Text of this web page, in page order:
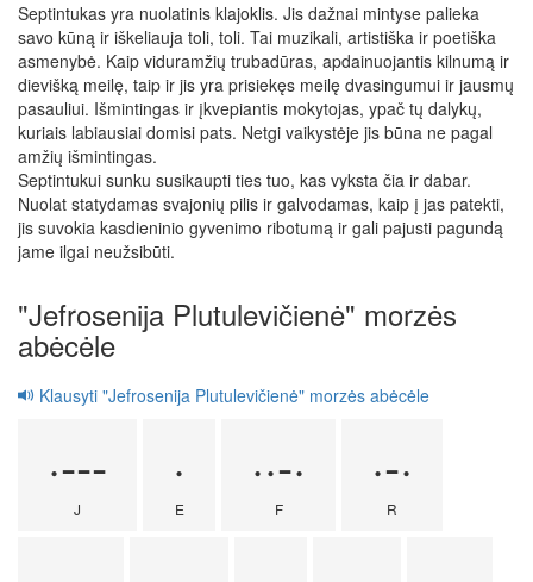
Septintukas yra nuolatinis klajoklis. Jis dažnai mintyse palieka
savo kūną ir iškeliauja toli, toli. Tai muzikali, artistiška ir poetiška
asmenybė. Kaip viduramžių trubadūras, apdainuojantis kilnumą ir
dievišką meilę, taip ir jis yra prisiekęs meilę dvasingumui ir jausmų
pasauliui. Išmintingas ir įkvepiantis mokytojas, ypač tų dalykų,
kuriais labiausiai domisi pats. Netgi vaikystėje jis būna ne pagal
amžių išmintingas.
Septintukui sunku susikaupti ties tuo, kas vyksta čia ir dabar.
Nuolat statydamas svajonių pilis ir galvodamas, kaip į jas patekti,
jis suvokia kasdieninio gyvenimo ribotumą ir gali pajusti pagundą
jame ilgai neužsibūti.
"Jefrosenija Plutulevičienė" morzės
abėcėle
Klausyti "Jefrosenija Plutulevičienė" morzės abėcėle
·---
J
·
E
··-·
F
·-·
R